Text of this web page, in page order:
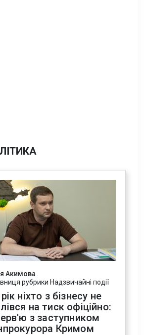
Акимова
рубрики Надзвичайні події
ніхто з бізнесу не
на тиск офіційно:
з заступником
Кримом